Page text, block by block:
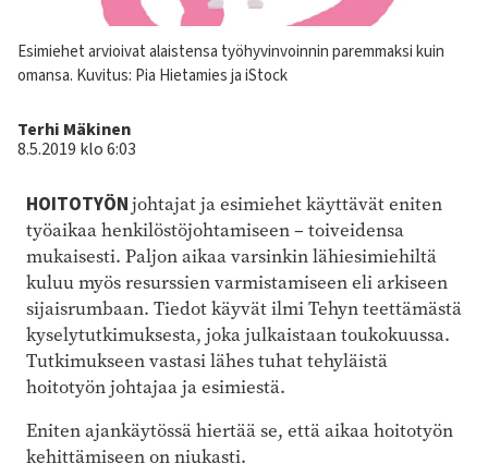
Kuvateksti
Esimiehet arvioivat alaistensa työhyvinvoinnin paremmaksi kuin
omansa. Kuvitus: Pia Hietamies ja iStock
Kirjoittaja
Terhi Mäkinen
8.5.2019 klo 6:03
HOITOTYÖNjohtajat ja esimiehet käyttävät eniten
työaikaa henkilöstöjohtamiseen – toiveidensa
mukaisesti. Paljon aikaa varsinkin lähiesimiehiltä
kuluu myös resurssien varmistamiseen eli arkiseen
sijaisrumbaan. Tiedot käyvät ilmi Tehyn teettämästä
kyselytutkimuksesta, joka julkaistaan toukokuussa.
Tutkimukseen vastasi lähes tuhat tehyläistä
hoitotyön johtajaa ja esimiestä.
Eniten ajankäytössä hiertää se, että aikaa hoitotyön
kehittämiseen on niukasti.